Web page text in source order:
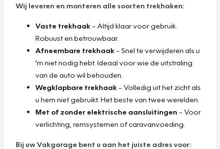
Wij leveren en monteren alle soorten trekhaken:
Vaste trekhaak – Altijd klaar voor gebruik.
Robuust en betrouwbaar.
Afneembare trekhaak – Snel te verwijderen als u
'm niet nodig hebt. Ideaal voor wie de uitstraling
van de auto wil behouden.
Wegklapbare trekhaak – Volledig uit het zicht als
u hem niet gebruikt. Het beste van twee werelden.
Met of zonder elektrische aansluitingen – Voor
verlichting, remsystemen of caravanvoeding.
Bij uw Vakgarage bent u aan het juiste adres voor: